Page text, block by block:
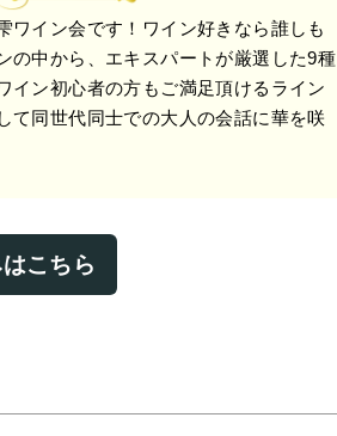
ワイン会です！ワイン好きなら誰しも
の中から、エキスパートが厳選した9種
イン初心者の方もご満足頂けるライン
て同世代同士での大人の会話に華を咲
こちら